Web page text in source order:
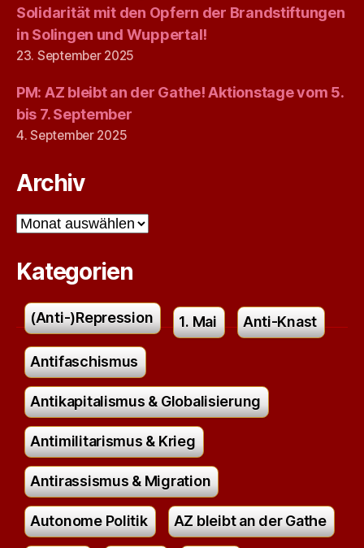
Solidarität mit den Opfern der Brandstiftungen
in Solingen und Wuppertal!
23. September 2025
PM: AZ bleibt an der Gathe! Aktionstage vom 5.
bis 7. September
4. September 2025
Archiv
Archiv
Kategorien
(Anti-)Repression 1. Mai Anti-Knast
Antifaschismus
Antikapitalismus & Globalisierung
Antimilitarismus & Krieg
Antirassismus & Migration
Autonome Politik AZ bleibt an der Gathe